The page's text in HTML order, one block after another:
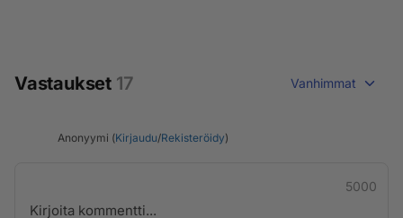
Vastaukset 17 Vanhimmat
Anonyymi (Kirjaudu/Rekisteröidy)
5000